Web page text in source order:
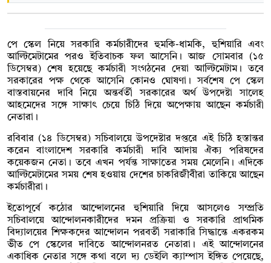
পে স্কেল নিয়ে সরকারি কর্মচারীদের হুমকি-ধামকি, হুশিয়ারি এবং
আল্টিমেটামের পরও ইতিবাচক ফল আসেনি। আজ সোমবার (১৫
ডিসেম্বর) শেষ হয়েছে কর্মচারী সংগঠনের দেয়া আল্টিমেটাম। তবে
সরকারের পক্ষ থেকে আসেনি কোনও ঘোষণা। সর্বশেষ পে স্কেল
বাস্তবায়নের দাবি নিয়ে অন্তর্বর্তী সরকারের অর্থ উপদেষ্টা সালেহ
আহমেদের সঙ্গে সাক্ষাৎ চেয়ে চিঠি দিয়ে অপেক্ষায় আছেন কর্মচারী
নেতারা।
রবিবার (১৪ ডিসেম্বর) সচিবালয়ে উপদেষ্টার দপ্তরে এই চিঠি হস্তান্তর
করেন বাংলাদেশ সরকারি কর্মচারী দাবি আদায় ঐক্য পরিষদের
কয়েকজন নেতা। তবে এখন পর্যন্ত সাক্ষাতের সময় মেলেনি। এদিকে
আল্টিমেটামের সময় শেষ হওয়ায় দেশের চাকরিজীবীরা তাকিয়ে আছেন
কর্মচারীরা।
ইতোপূর্বে কঠোর আন্দোলনের হুশিয়ারি দিয়ে আসলেও সম্প্রতি
সচিবালয়ে আন্দোলনকারীদের দমন প্রক্রিয়া ও সরকারি প্রাথমিক
বিদ্যালয়ের শিক্ষকদের আন্দোলন পরবর্তী সরাকারি সিদ্ধান্তে একরকম
ভীত পে স্কেলের দাবিতে আন্দোলনরত নেতারা। এই আন্দোলনের
একাধিক নেতার সঙ্গে কথা বলে দ্য ডেইলি ক্যাম্পাস ইঙ্গিত পেয়েছে,